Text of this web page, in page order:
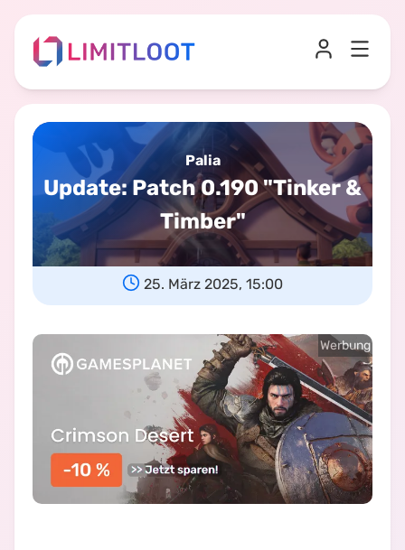
Palia
Update:Patch 0.190 "Tinker &
Timber"
25. März 2025, 15:00
Werbung